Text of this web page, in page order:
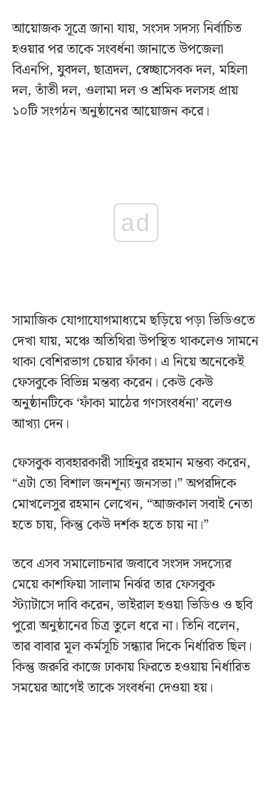
আয়োজক সূত্রে জানা যায়, সংসদ সদস্য নির্বাচিত
হওয়ার পর তাকে সংবর্ধনা জানাতে উপজেলা
বিএনপি, যুবদল, ছাত্রদল, স্বেচ্ছাসেবক দল, মহিলা
দল, তাঁতী দল, ওলামা দল ও শ্রমিক দলসহ প্রায়
১০টি সংগঠন অনুষ্ঠানের আয়োজন করে।
ad
সামাজিক যোগাযোগমাধ্যমে ছড়িয়ে পড়া ভিডিওতে
দেখা যায়, মঞ্চে অতিথিরা উপস্থিত থাকলেও সামনে
থাকা বেশিরভাগ চেয়ার ফাঁকা। এ নিয়ে অনেকেই
ফেসবুকে বিভিন্ন মন্তব্য করেন। কেউ কেউ
অনুষ্ঠানটিকে ‘ফাঁকা মাঠের গণসংবর্ধনা’ বলেও
আখ্যা দেন।
ফেসবুক ব্যবহারকারী সাহিনুর রহমান মন্তব্য করেন,
“এটা তো বিশাল জনশূন্য জনসভা।” অপরদিকে
মোখলেসুর রহমান লেখেন, “আজকাল সবাই নেতা
হতে চায়, কিন্তু কেউ দর্শক হতে চায় না।”
তবে এসব সমালোচনার জবাবে সংসদ সদস্যের
মেয়ে কাশফিয়া সালাম নির্ঝর তার ফেসবুক
স্ট্যাটাসে দাবি করেন, ভাইরাল হওয়া ভিডিও ও ছবি
পুরো অনুষ্ঠানের চিত্র তুলে ধরে না। তিনি বলেন,
তার বাবার মূল কর্মসূচি সন্ধ্যার দিকে নির্ধারিত ছিল।
কিন্তু জরুরি কাজে ঢাকায় ফিরতে হওয়ায় নির্ধারিত
সময়ের আগেই তাকে সংবর্ধনা দেওয়া হয়।